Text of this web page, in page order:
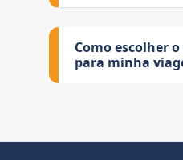
Como escolher
para minha